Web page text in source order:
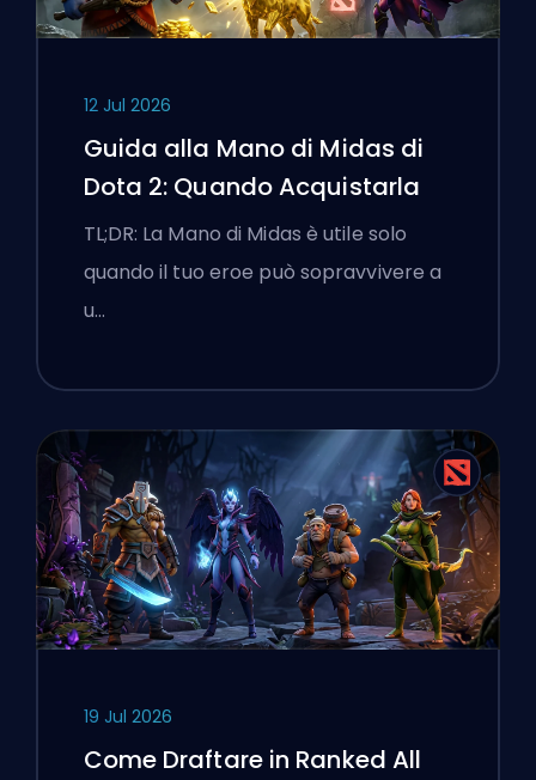
12 Jul 2026
Guida alla Mano di Midas di
Dota 2: Quando Acquistarla
TL;DR: La Mano di Midas è utile solo
quando il tuo eroe può sopravvivere a
u…
19 Jul 2026
Come Draftare in Ranked All